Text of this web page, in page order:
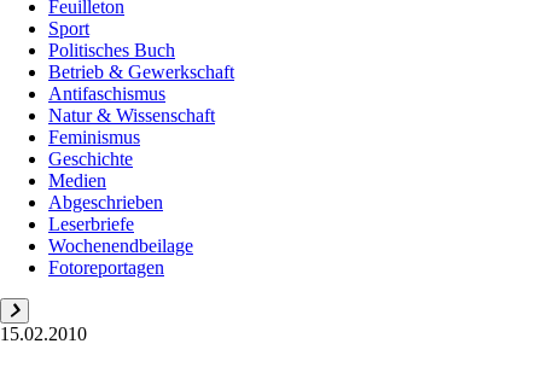
Feuilleton
Sport
Politisches Buch
Betrieb & Gewerkschaft
Antifaschismus
Natur & Wissenschaft
Feminismus
Geschichte
Medien
Abgeschrieben
Leserbriefe
Wochenendbeilage
Fotoreportagen
15.02.2010